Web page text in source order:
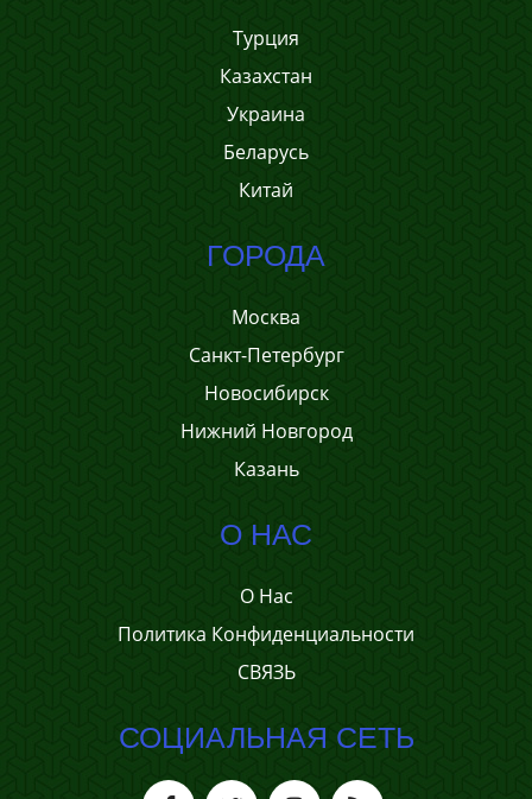
Турция
Казахстан
Украина
Беларусь
Китай
ГОРОДА
Москва
Санкт-Петербург
Новосибирск
Нижний Новгород
Казань
О НАС
О Нас
Политика Конфиденциальности
СВЯЗЬ
СОЦИАЛЬНАЯ СЕТЬ